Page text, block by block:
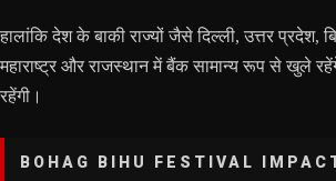
हालांकि देश के बाकी राज्यों जैसे दिल्ली, उत्तर प्रदेश,
महाराष्ट्र और राजस्थान में बैंक सामान्य रूप से खुले
रहेंगी।
BOHAG BIHU FESTIVAL